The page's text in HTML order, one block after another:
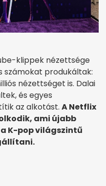
klippek nézettsége
számokat produkáltak:
nézettséget is. Dalai
és egyes
az alkotást. A Netflix
ami újabb
K-pop világszintű